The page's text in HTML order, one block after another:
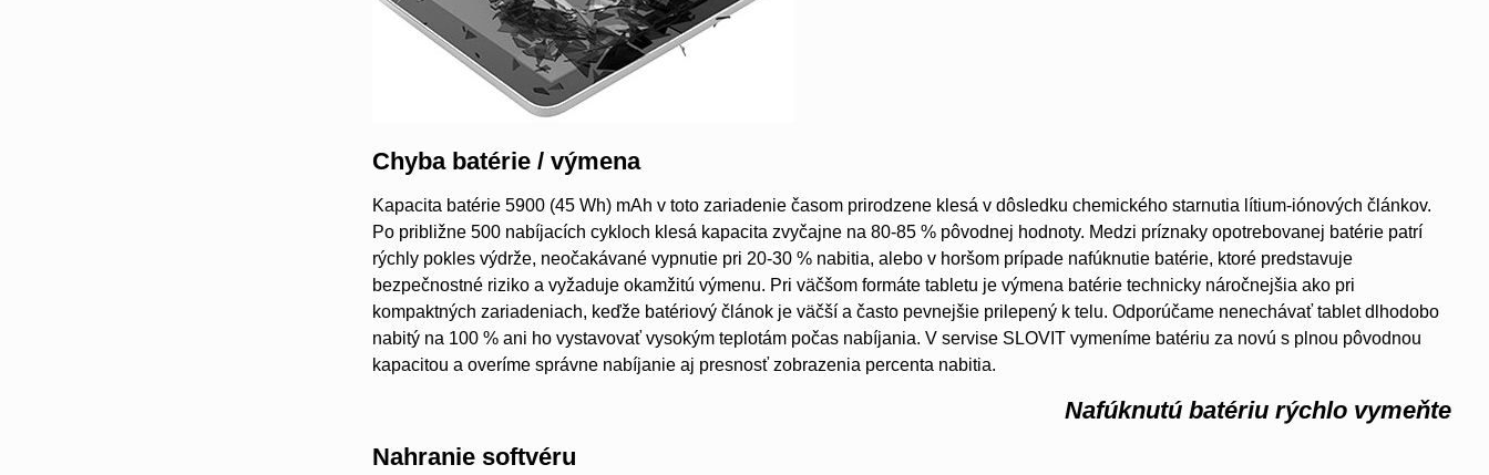
Chyba batérie / výmena
Kapacita batérie 5900 (45 Wh) mAh v toto zariadenie časom prirodzene klesá v dôsledku chemického starnutia lítium-iónových článkov.
Po približne 500 nabíjacích cykloch klesá kapacita zvyčajne na 80-85 % pôvodnej hodnoty. Medzi príznaky opotrebovanej batérie patrí
rýchly pokles výdrže, neočakávané vypnutie pri 20-30 % nabitia, alebo v horšom prípade nafúknutie batérie, ktoré predstavuje
bezpečnostné riziko a vyžaduje okamžitú výmenu. Pri väčšom formáte tabletu je výmena batérie technicky náročnejšia ako pri
kompaktných zariadeniach, keďže batériový článok je väčší a často pevnejšie prilepený k telu. Odporúčame nenechávať tablet dlhodobo
nabitý na 100 % ani ho vystavovať vysokým teplotám počas nabíjania. V servise SLOVIT vymeníme batériu za novú s plnou pôvodnou
kapacitou a overíme správne nabíjanie aj presnosť zobrazenia percenta nabitia.
Nafúknutú batériu rýchlo vymeňte
Nahranie softvéru